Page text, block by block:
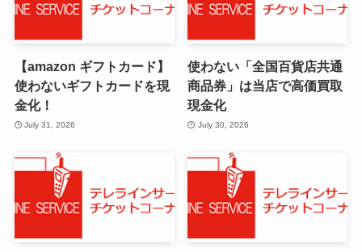
【amazon ギフトカード】
使わないギフトカードを現
金化！
July 31, 2026
使わない「全国百貨店共通
商品券」は当店で高価買取
現金化
July 30, 2026